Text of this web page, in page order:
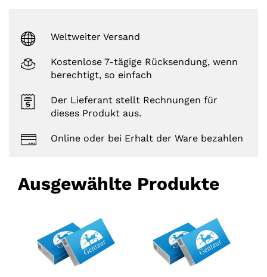
Weltweiter Versand
Kostenlose 7-tägige Rücksendung, wenn
berechtigt, so einfach
Der Lieferant stellt Rechnungen für
dieses Produkt aus.
Online oder bei Erhalt der Ware bezahlen
Ausgewählte Produkte